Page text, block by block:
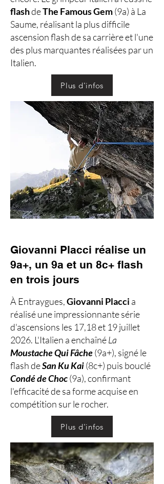
flashdeThe Famous Gem(9a) à La
Saume, réalisant la plus difficile
ascension flash de sa carrière et l'une
des plus marquantes réalisées par un
Italien.
Plus d'infos
Giovanni Placci réalise un
9a+, un 9a et un 8c+ flash
en trois jours
À Entraygues,Giovanni Placci a
réalisé une impressionnante série
d'ascensions les 17,18 et 19 juillet
2026. L'Italien a enchaînéLa
Moustache Qui Fâche(9a+), signé le
flash deSan Ku Kai(8c+) puis bouclé
Condé de Choc(9a), confirmant
l'efficacité de sa forme acquise en
compétition sur le rocher.
Plus d'infos